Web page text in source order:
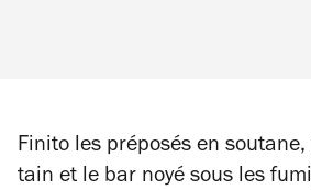
Finito les préposés en
tain et le bar noyé sous les